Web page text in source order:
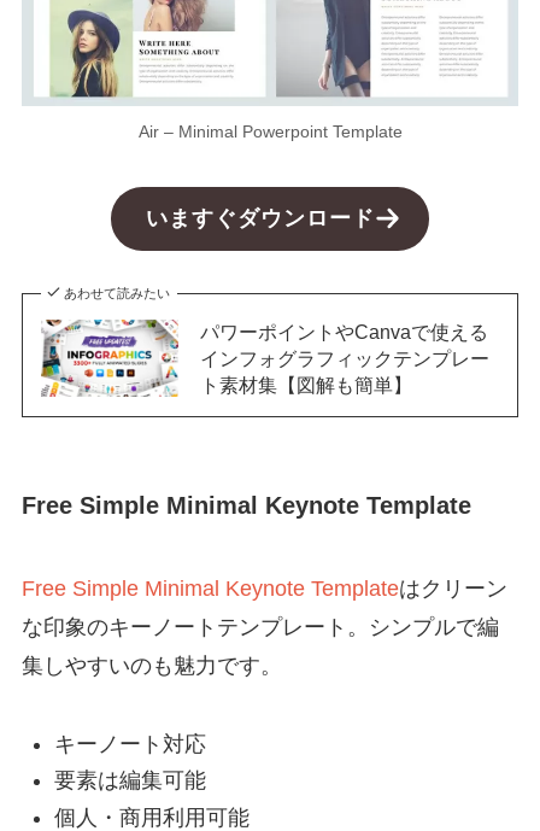
Air – Minimal Powerpoint Template
いますぐダウンロード
あわせて読みたい
パワーポイントやCanvaで使える
インフォグラフィックテンプレー
ト素材集【図解も簡単】
Free Simple Minimal Keynote Template
Free Simple Minimal Keynote Templateはクリーン
な印象のキーノートテンプレート。シンプルで編
集しやすいのも魅力です。
キーノート対応
要素は編集可能
個人・商用利用可能